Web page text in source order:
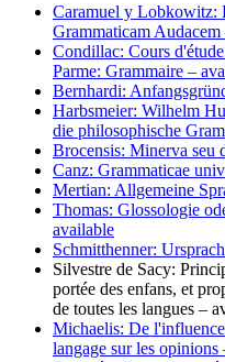
Caramuel y Lobkowitz:
Grammaticam Audacem
Condillac: Cours
Parme: Grammaire –
Bernhardi:
Harbsmeier: Wilhelm
die philosophische
Brocensis: Minerva seu
Canz: Grammaticae
Mertian: Allgemeine
Thomas: Glossologie
available
Schmitthenner:
Silvestre de Sacy:
portée des enfans, et
de toutes les langues –
Michaelis: De
langage sur les opinions